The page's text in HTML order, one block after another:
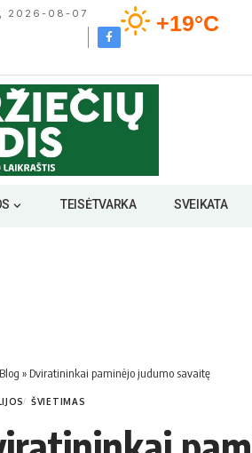
2026-08-07 +19°C
TEISĖTVARKA SVEIKATA
Blog » Dviratininkai paminėjo judumo savaitę
ŠVIETIMAS